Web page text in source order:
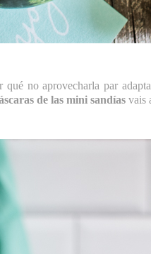
qué no aprovecharla par
de las mini sandías vais